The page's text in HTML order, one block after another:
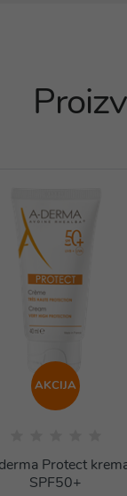
AKCIJA
Protect
SPF50+